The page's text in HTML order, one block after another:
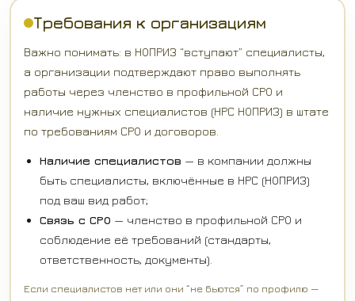
Требования к организациям
Важно понимать: в НОПРИЗ “вступают” специалисты,
а организации подтверждают право выполнять
работы через членство в профильной СРО и
наличие нужных специалистов (НРС НОПРИЗ) в штате
по требованиям СРО и договоров.
Наличие специалистов — в компании должны
быть специалисты, включённые в НРС (НОПРИЗ)
под ваш вид работ;
Связь с СРО — членство в профильной СРО и
соблюдение её требований (стандарты,
ответственность, документы).
Если специалистов нет или они “не бьются” по профилю —